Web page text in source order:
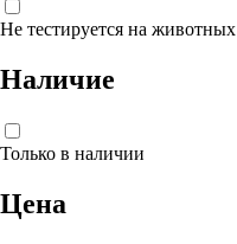
Не тестируется на животных
Наличие
Только в наличии
Цена